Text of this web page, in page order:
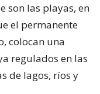
son las playas, en
el permanente
colocan una
regulados en las
de lagos, ríos y